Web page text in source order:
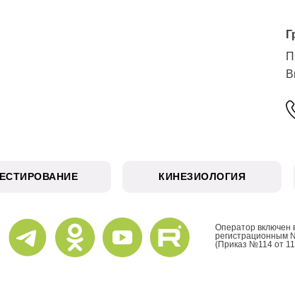
Оператор включен
регистрационным
(Приказ №114 от
КИНЕЗИОЛОГИЯ